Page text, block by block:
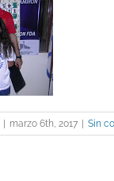
| marzo 6th, 2017 | Sin